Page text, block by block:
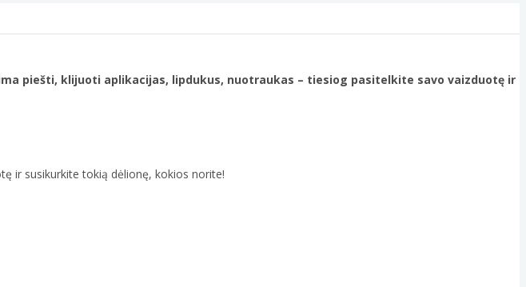
piešti, klijuoti aplikacijas, lipdukus, nuotraukas – tiesiog pasitelkite savo vaizduotę ir
ir susikurkite tokią dėlionę, kokios norite!